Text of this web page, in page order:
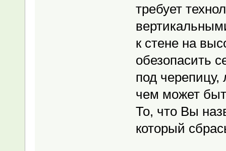
требует
к стене на
обезопасить
под черепицу,
чем может
То, что Вы
который